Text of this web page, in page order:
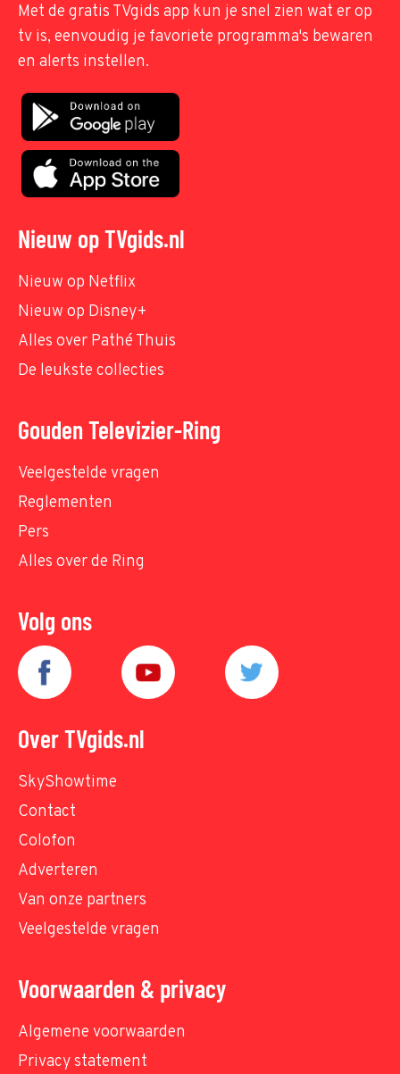
Met de gratis TVgids app kun je snel zien wat er op
tv is, eenvoudig je favoriete programma's bewaren
en alerts instellen.
Nieuw op TVgids.nl
Nieuw op Netflix
Nieuw op Disney+
Alles over Pathé Thuis
De leukste collecties
Gouden Televizier-Ring
Veelgestelde vragen
Reglementen
Pers
Alles over de Ring
Volg ons
Over TVgids.nl
SkyShowtime
Contact
Colofon
Adverteren
Van onze partners
Veelgestelde vragen
Voorwaarden & privacy
Algemene voorwaarden
Privacy statement